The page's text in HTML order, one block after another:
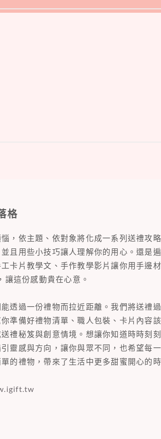
格
，依主題、依對象將化成一系列送禮攻
且用些小技巧讓人理解你的用心。還是
卡片教學文、手作教學影片讓你用手邊
這份感動貴在心意。
透過一份禮物而拉近距離。我們將送禮
準備好禮物清單、職人包裝、卡片內容
禮秘笈與創意情境。想讓你知道時時刻
靈感與方向，讓你與眾不同，也希望每
的禮物，帶來了生活中更多甜蜜開心的時